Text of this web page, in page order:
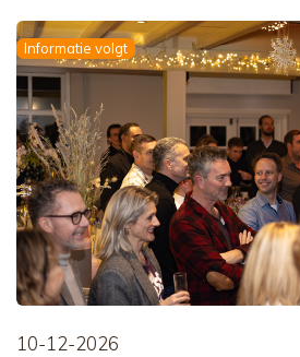
Informatie volgt
10-12-2026